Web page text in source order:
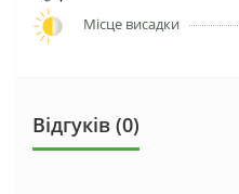
Місце висадки
Відгуків (0)